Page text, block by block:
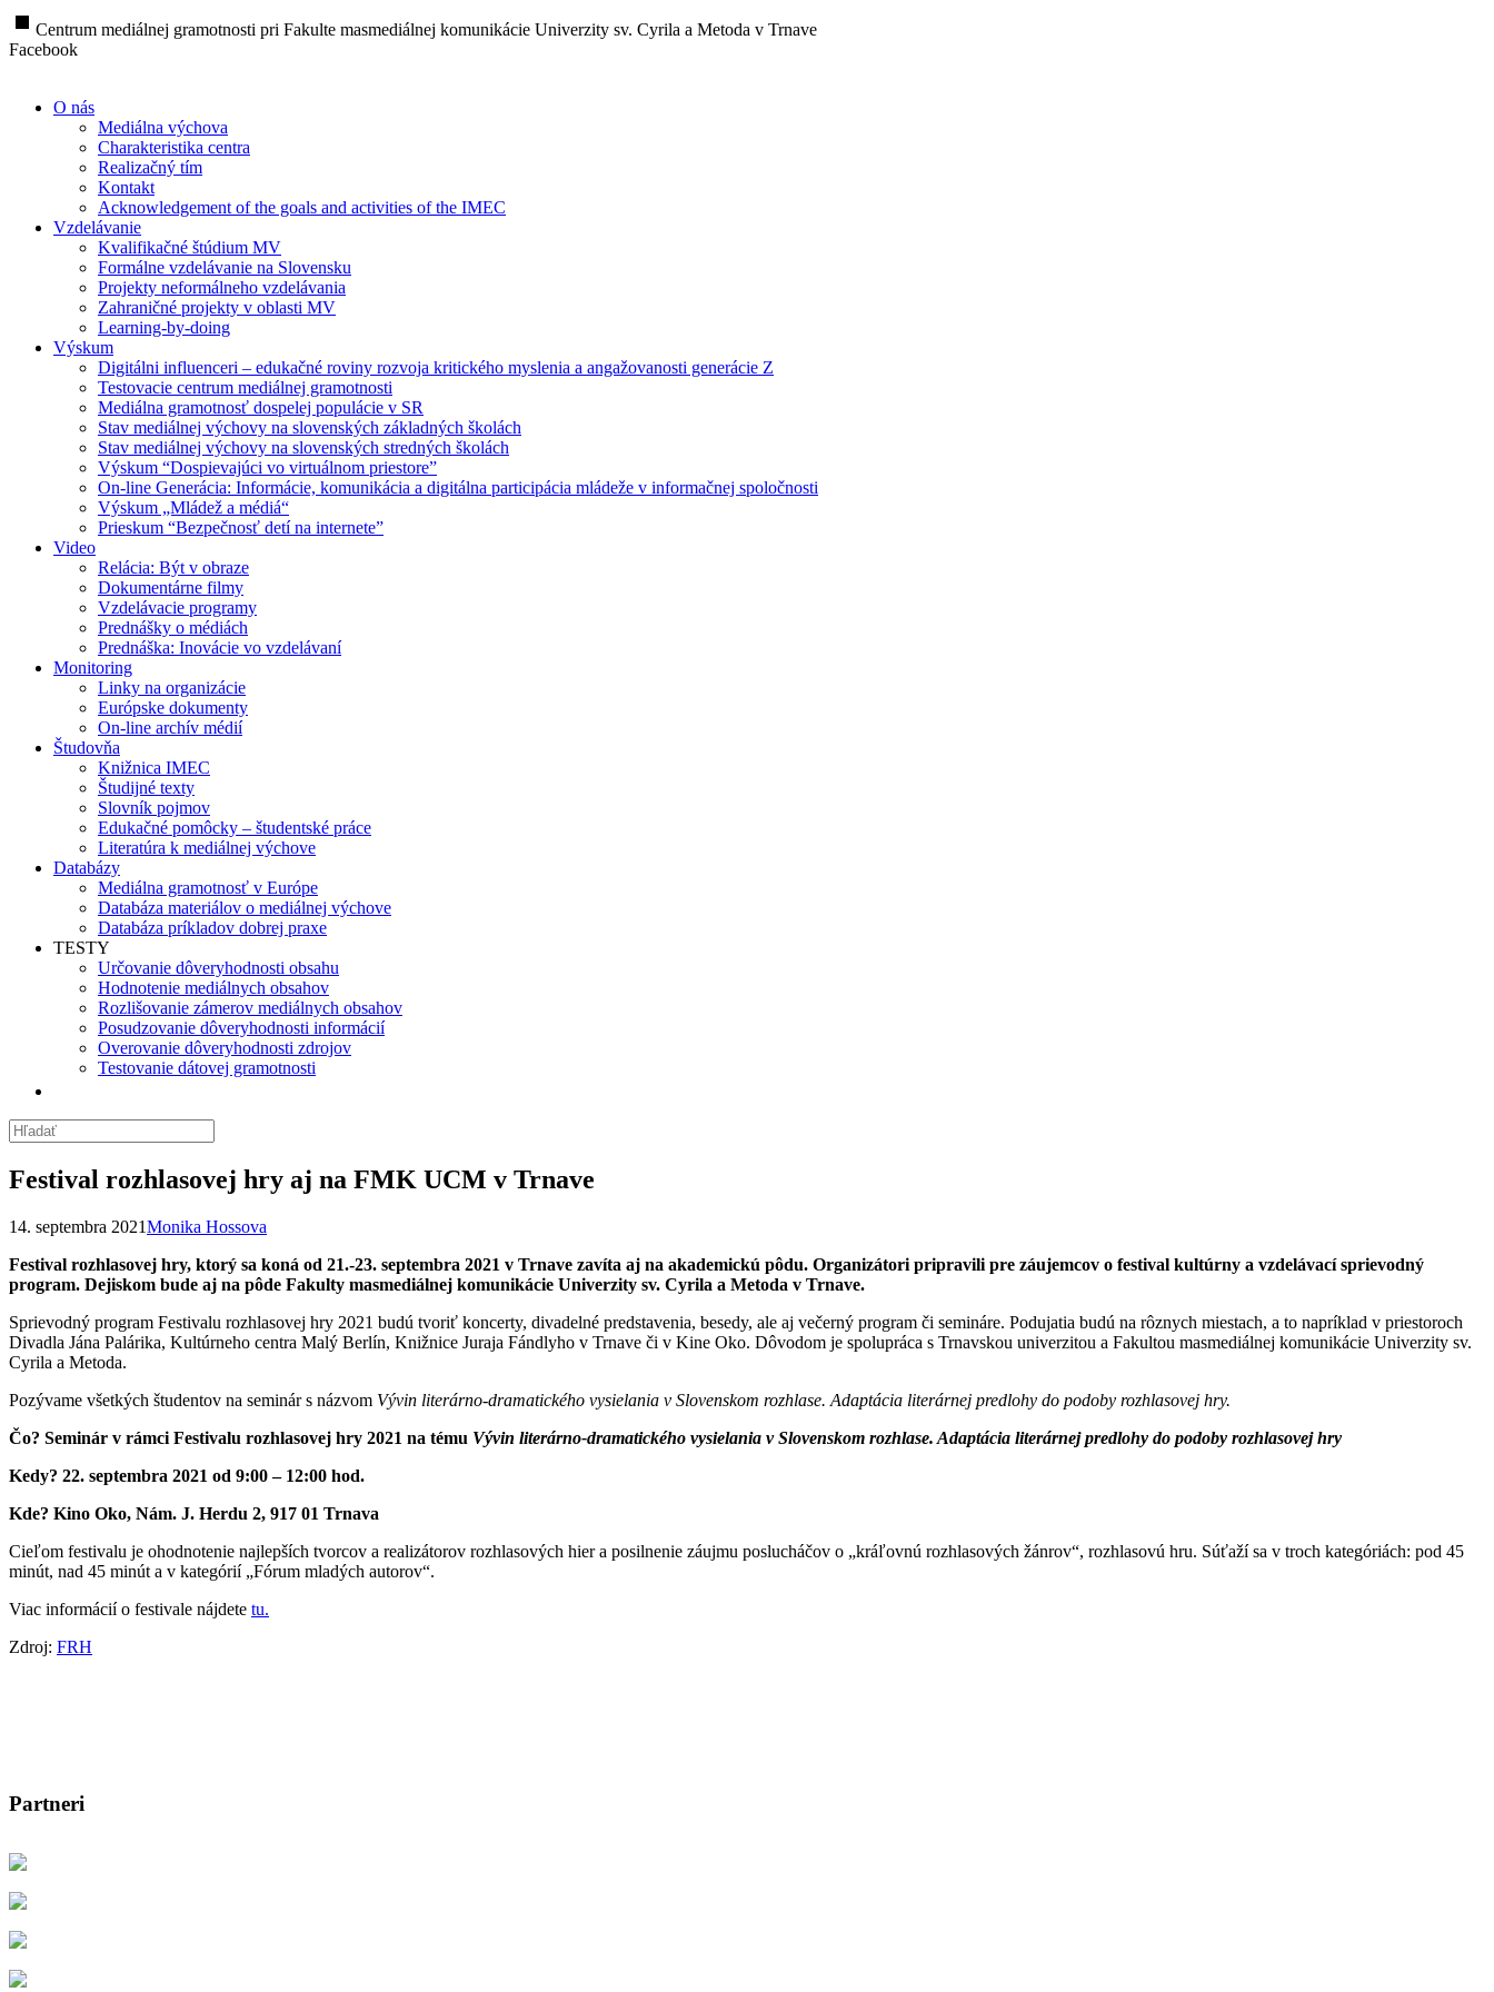
stop Centrum mediálnej gramotnosti pri Fakulte masmediálnej komunikácie Univerzity sv. Cyrila a Metoda v Trnave
Facebook
O nás
Mediálna výchova
Charakteristika centra
Realizačný tím
Kontakt
Acknowledgement of the goals and activities of the IMEC
Vzdelávanie
Kvalifikačné štúdium MV
Formálne vzdelávanie na Slovensku
Projekty neformálneho vzdelávania
Zahraničné projekty v oblasti MV
Learning-by-doing
Výskum
Digitálni influenceri – edukačné roviny rozvoja kritického myslenia a angažovanosti generácie Z
Testovacie centrum mediálnej gramotnosti
Mediálna gramotnosť dospelej populácie v SR
Stav mediálnej výchovy na slovenských základných školách
Stav mediálnej výchovy na slovenských stredných školách
Výskum “Dospievajúci vo virtuálnom priestore”
On-line Generácia: Informácie, komunikácia a digitálna participácia mládeže v informačnej spoločnosti
Výskum „Mládež a médiá“
Prieskum “Bezpečnosť detí na internete”
Video
Relácia: Být v obraze
Dokumentárne filmy
Vzdelávacie programy
Prednášky o médiách
Prednáška: Inovácie vo vzdelávaní
Monitoring
Linky na organizácie
Európske dokumenty
On-line archív médií
Študovňa
Knižnica IMEC
Študijné texty
Slovník pojmov
Edukačné pomôcky – študentské práce
Literatúra k mediálnej výchove
Databázy
Mediálna gramotnosť v Európe
Databáza materiálov o mediálnej výchove
Databáza príkladov dobrej praxe
TESTY
Určovanie dôveryhodnosti obsahu
Hodnotenie mediálnych obsahov
Rozlišovanie zámerov mediálnych obsahov
Posudzovanie dôveryhodnosti informácií
Overovanie dôveryhodnosti zdrojov
Testovanie dátovej gramotnosti
Festival rozhlasovej hry aj na FMK UCM v Trnave
14. septembra 2021Monika Hossova
Festival rozhlasovej hry, ktorý sa koná od 21.-23. septembra 2021 v Trnave zavíta aj na akademickú pôdu. Organizátori pripravili pre záujemcov o festival kultúrny a vzdelávací sprievodný
program. Dejiskom bude aj na pôde Fakulty masmediálnej komunikácie Univerzity sv. Cyrila a Metoda v Trnave.
Sprievodný program Festivalu rozhlasovej hry 2021 budú tvoriť koncerty, divadelné predstavenia, besedy, ale aj večerný program či semináre. Podujatia budú na rôznych miestach, a to napríklad v priestoroch
Divadla Jána Palárika, Kultúrneho centra Malý Berlín, Knižnice Juraja Fándlyho v Trnave či v Kine Oko. Dôvodom je spolupráca s Trnavskou univerzitou a Fakultou masmediálnej komunikácie Univerzity sv.
Cyrila a Metoda.
Pozývame všetkých študentov na seminár s názvom Vývin literárno-dramatického vysielania v Slovenskom rozhlase. Adaptácia literárnej predlohy do podoby rozhlasovej hry.
Čo? Seminár v rámci Festivalu rozhlasovej hry 2021 na tému Vývin literárno-dramatického vysielania v Slovenskom rozhlase. Adaptácia literárnej predlohy do podoby rozhlasovej hry
Kedy? 22. septembra 2021 od 9:00 – 12:00 hod.
Kde? Kino Oko, Nám. J. Herdu 2, 917 01 Trnava
Cieľom festivalu je ohodnotenie najlepších tvorcov a realizátorov rozhlasových hier a posilnenie záujmu poslucháčov o „kráľovnú rozhlasových žánrov“, rozhlasovú hru. Súťaží sa v troch kategóriách: pod 45
minút, nad 45 minút a v kategórií „Fórum mladých autorov“.
Viac informácií o festivale nájdete tu.
Zdroj: FRH
Partneri